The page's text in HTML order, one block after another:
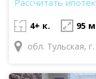
Рассчитать
4+ к. 95 м
обл. Тульская,